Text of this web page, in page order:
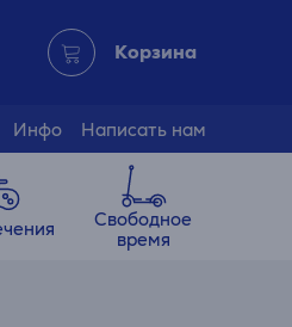
Корзина
Инфо Написать нам
Свободное
время